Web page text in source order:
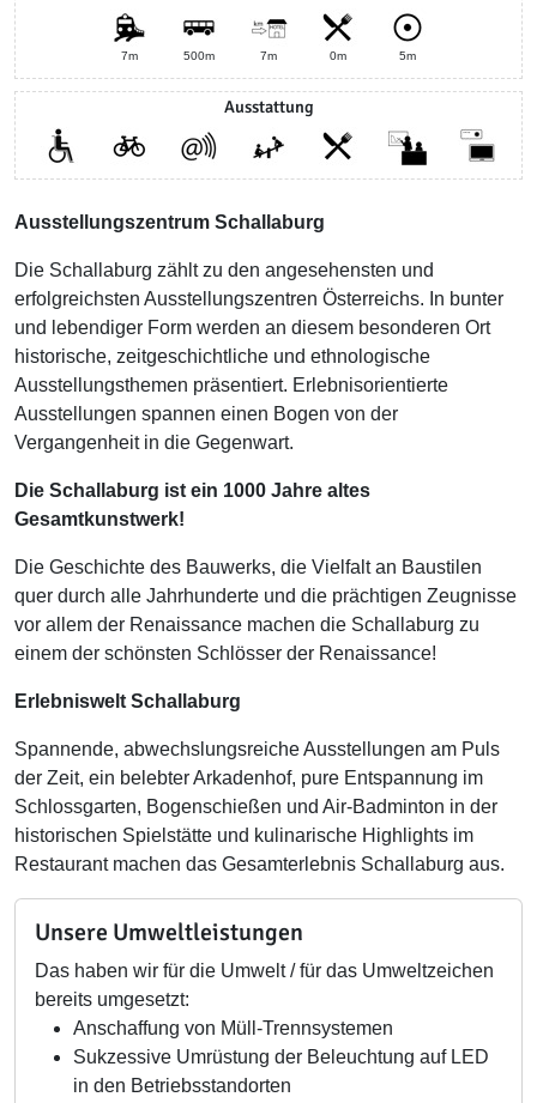
7m 500m 7m 0m 5m
Ausstattung
Ausstellungszentrum Schallaburg
Die Schallaburg zählt zu den angesehensten und
erfolgreichsten Ausstellungszentren Österreichs. In bunter
und lebendiger Form werden an diesem besonderen Ort
historische, zeitgeschichtliche und ethnologische
Ausstellungsthemen präsentiert. Erlebnisorientierte
Ausstellungen spannen einen Bogen von der
Vergangenheit in die Gegenwart.
Die Schallaburg ist ein 1000 Jahre altes
Gesamtkunstwerk!
Die Geschichte des Bauwerks, die Vielfalt an Baustilen
quer durch alle Jahrhunderte und die prächtigen Zeugnisse
vor allem der Renaissance machen die Schallaburg zu
einem der schönsten Schlösser der Renaissance!
Erlebniswelt Schallaburg
Spannende, abwechslungsreiche Ausstellungen am Puls
der Zeit, ein belebter Arkadenhof, pure Entspannung im
Schlossgarten, Bogenschießen und Air-Badminton in der
historischen Spielstätte und kulinarische Highlights im
Restaurant machen das Gesamterlebnis Schallaburg aus.
Unsere Umweltleistungen
Das haben wir für die Umwelt / für das Umweltzeichen
bereits umgesetzt:
Anschaffung von Müll-Trennsystemen
Sukzessive Umrüstung der Beleuchtung auf LED
in den Betriebsstandorten